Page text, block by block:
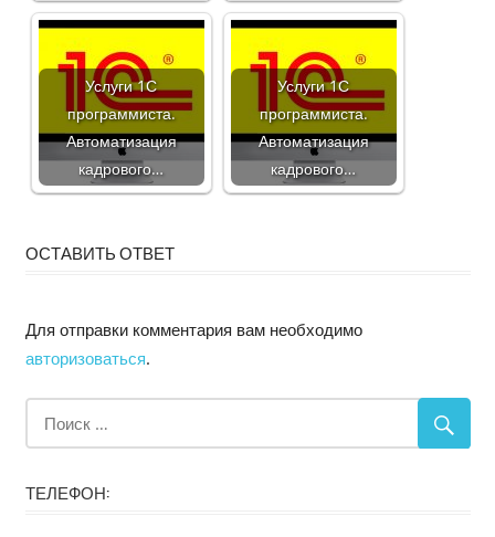
Услуги 1С
программиста.
Автоматизация
кадрового…
Услуги 1С
программиста.
Автоматизация
кадрового…
ОСТАВИТЬ ОТВЕТ
Для отправки комментария вам необходимо
авторизоваться.
ТЕЛЕФОН: